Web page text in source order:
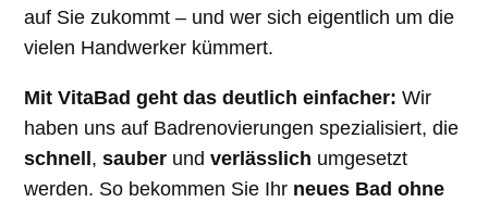
auf Sie zukommt – und wer sich eigentlich um die
vielen Handwerker kümmert.
Mit VitaBad geht das deutlich einfacher: Wir
haben uns auf Badrenovierungen spezialisiert, die
schnell ,sauber undverlässlich umgesetzt
werden. So bekommen Sie Ihr neues Bad ohne